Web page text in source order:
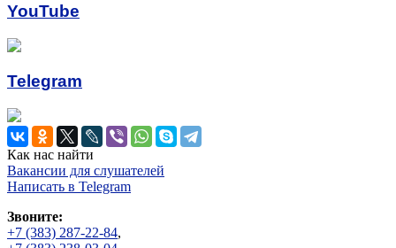
YouTube
Telegram
Как нас найти
Вакансии для слушателей
Написать в Telegram
Звоните:
+7 (383) 287-22-84,